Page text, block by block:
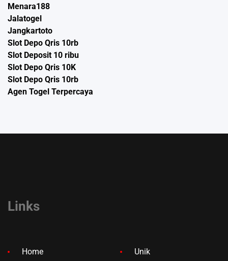
Menara188
Jalatogel
Jangkartoto
Slot Depo Qris 10rb
Slot Deposit 10 ribu
Slot Depo Qris 10K
Slot Depo Qris 10rb
Agen Togel Terpercaya
Links
Home Unik